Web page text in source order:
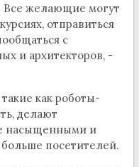
Все желающие могут
отправиться
с
и архитекторов, -
как роботы-
делают
насыщенными и
посетителей.